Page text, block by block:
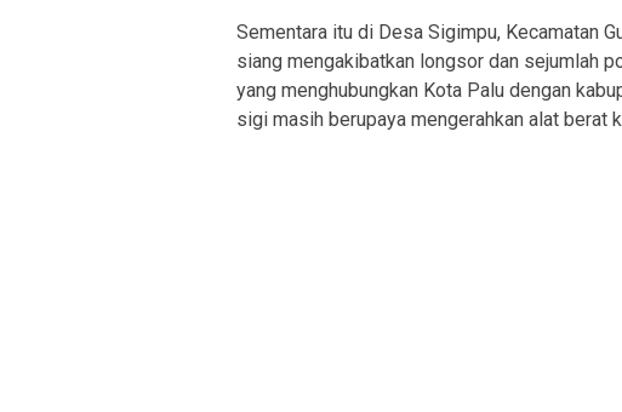
Sementara itu di Desa Sigimpu, Kecamatan
siang mengakibatkan longsor dan sejumlah
yang menghubungkan Kota Palu dengan
sigi masih berupaya mengerahkan alat berat